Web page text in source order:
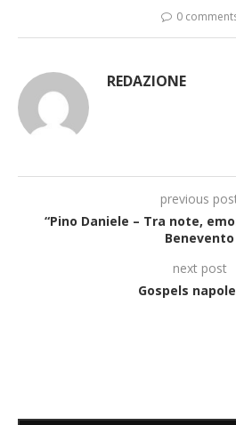
0
REDAZIONE
previous
“Pino Daniele – Tra note,
Benevento
next post
Gospels